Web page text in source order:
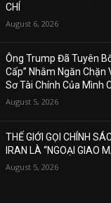
CHÍ
August 6, 2026
Ông Trump Đã Tuyên
Cấp” Nhằm Ngăn Chặn
Sơ Tài Chính Của Mình
August 5, 2026
THẾ GIỚI GỌI CHÍNH
IRAN LÀ “NGOẠI GIAO
August 5, 2026